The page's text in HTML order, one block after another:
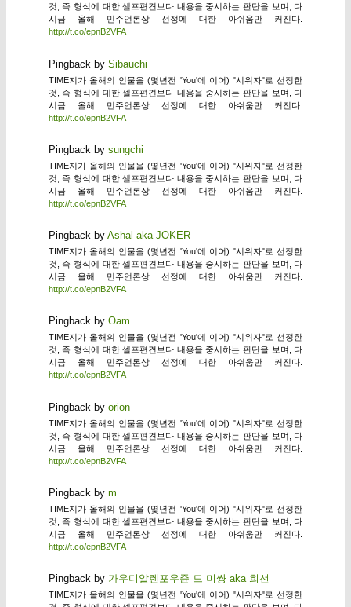
것, 즉 형식에 대한 셀프편견보다 내용을 중시하는 판단을 보며, 다
시금 올해 민주언론상 선정에 대한 아쉬움만 커진다.
http://t.co/epnB2VFA
Pingback by Sibauchi
TIME지가 올해의 인물을 (몇년전 'You'에 이어) "시위자"로 선정한
것, 즉 형식에 대한 셀프편견보다 내용을 중시하는 판단을 보며, 다
시금 올해 민주언론상 선정에 대한 아쉬움만 커진다.
http://t.co/epnB2VFA
Pingback by sungchi
TIME지가 올해의 인물을 (몇년전 'You'에 이어) "시위자"로 선정한
것, 즉 형식에 대한 셀프편견보다 내용을 중시하는 판단을 보며, 다
시금 올해 민주언론상 선정에 대한 아쉬움만 커진다.
http://t.co/epnB2VFA
Pingback by Ashal aka JOKER
TIME지가 올해의 인물을 (몇년전 'You'에 이어) "시위자"로 선정한
것, 즉 형식에 대한 셀프편견보다 내용을 중시하는 판단을 보며, 다
시금 올해 민주언론상 선정에 대한 아쉬움만 커진다.
http://t.co/epnB2VFA
Pingback by Oam
TIME지가 올해의 인물을 (몇년전 'You'에 이어) "시위자"로 선정한
것, 즉 형식에 대한 셀프편견보다 내용을 중시하는 판단을 보며, 다
시금 올해 민주언론상 선정에 대한 아쉬움만 커진다.
http://t.co/epnB2VFA
Pingback by orion
TIME지가 올해의 인물을 (몇년전 'You'에 이어) "시위자"로 선정한
것, 즉 형식에 대한 셀프편견보다 내용을 중시하는 판단을 보며, 다
시금 올해 민주언론상 선정에 대한 아쉬움만 커진다.
http://t.co/epnB2VFA
Pingback by m
TIME지가 올해의 인물을 (몇년전 'You'에 이어) "시위자"로 선정한
것, 즉 형식에 대한 셀프편견보다 내용을 중시하는 판단을 보며, 다
시금 올해 민주언론상 선정에 대한 아쉬움만 커진다.
http://t.co/epnB2VFA
Pingback by 가우디알렌포우쥰 드 미썅 aka 희선
TIME지가 올해의 인물을 (몇년전 'You'에 이어) "시위자"로 선정한